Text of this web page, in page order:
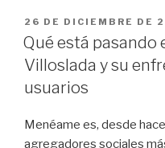
PUBLICADO
EL
26 DE DICIEMBRE DE
Qué está pasando
Villoslada y su
usuarios
Menéame es, desde
agregadores sociales